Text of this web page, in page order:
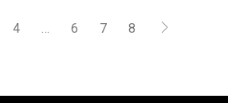
4 … 6 7 8